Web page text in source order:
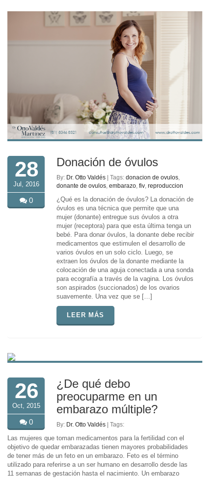
28
Jul, 2016
0
Donación de óvulos
By: Dr. Otto Valdés | Tags: donacion de ovulos,
donante de ovulos, embarazo, fiv, reproduccion
¿Qué es la donación de óvulos? La donación de
óvulos es una técnica que permite que una
mujer (donante) entregue sus óvulos a otra
mujer (receptora) para que esta última tenga un
bebé. Para donar óvulos, la donante debe recibir
medicamentos que estimulen el desarrollo de
varios óvulos en un solo ciclo. Luego, se
extraen los óvulos de la donante mediante la
colocación de una aguja conectada a una sonda
para ecografía a través de la vagina. Los óvulos
son aspirados (succionados) de los ovarios
suavemente. Una vez que se […]
LEER MÁS
26
Oct, 2015
0
¿De qué debo
preocuparme en un
embarazo múltiple?
By: Dr. Otto Valdés | Tags:
Las mujeres que toman medicamentos para la fertilidad con el
objetivo de quedar embarazadas tienen mayores probabilidades
de tener más de un feto en un embarazo. Feto es el término
utilizado para referirse a un ser humano en desarrollo desde las
11 semanas de gestación hasta el nacimiento. Un embarazo